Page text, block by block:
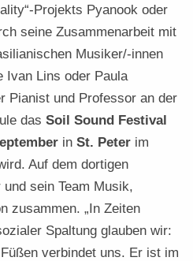
Projekts Pyanook oder
seine Zusammenarbeit mit
Musiker/-innen
Ivan Lins oder Paula
Pianist und Professor an der
dasSoil Sound Festival
inSt. Peter im
Auf dem dortigen
sein Team Musik,
zusammen. „In Zeiten
Spaltung glauben wir:
verbindet uns. Er ist im